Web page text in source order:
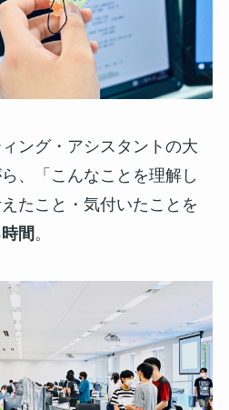
ング・アシスタントの大
、「こんなことを理解し
たこと・気付いたことを
間 。